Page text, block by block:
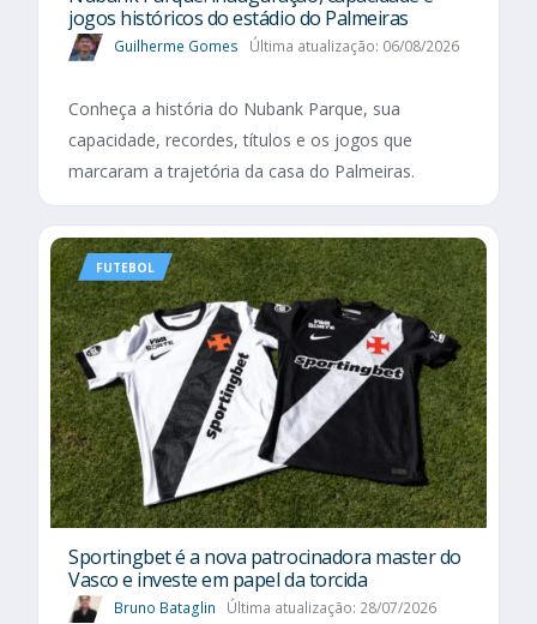
jogos históricos do estádio do Palmeiras
Guilherme Gomes Última atualização: 06/08/2026
Conheça a história do Nubank Parque, sua
capacidade, recordes, títulos e os jogos que
marcaram a trajetória da casa do Palmeiras.
FUTEBOL
Sportingbet é a nova patrocinadora master do
Vasco e investe em papel da torcida
Bruno Bataglin Última atualização: 28/07/2026